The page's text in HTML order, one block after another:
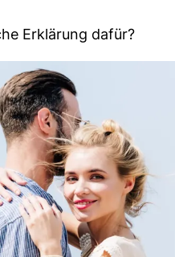
Erklärung dafür?